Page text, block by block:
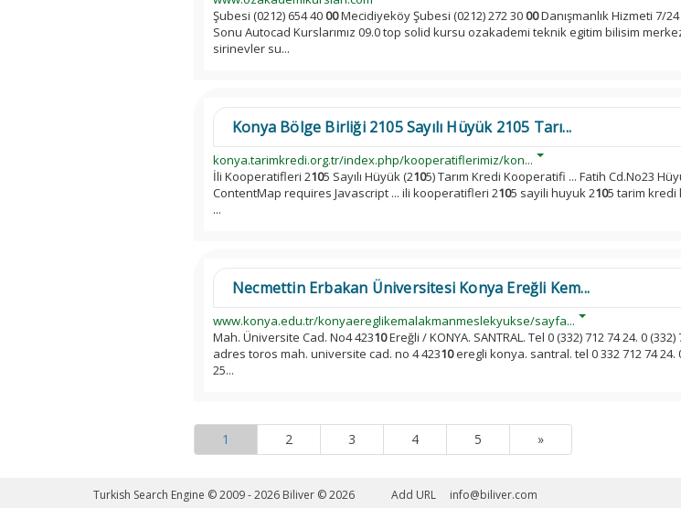
Şubesi (0212) 654 4000Mecidiyeköy Şubesi (0212) 272 3000Danışmanlık Hizmeti 7/
Sonu Autocad Kurslarımız 09.0 top solid kursu ozakademi teknik egitim bilisim
sirinevler su...
Konya Bölge Birliği 2105 Sayılı Hüyük 2105 Tarı...
konya.tarimkredi.org.tr/index.php/kooperatiflerimiz/kon...
İli Kooperatifleri 2105 Sayılı Hüyük (2105) Tarım Kredi Kooperatifi ... Fatih Cd.No23
ContentMap requires Javascript ... ili kooperatifleri 2105 sayili huyuk 2105 tarim kredi
...
Necmettin Erbakan Üniversitesi Konya Ereğli Kem...
www.konya.edu.tr/konyaereglikemalakmanmeslekyukse/sayfa...
Mah. Üniversite Cad. No4 42310Ereğli / KONYA. SANTRAL. Tel 0 (332) 712 74 24. 0
adres toros mah. universite cad. no 4 42310eregli konya. santral. tel 0 332 712 74 24.
25...
1 2 3 4 5 »
Turkish Search Engine © 2009 - 2026 Biliver © 2026 Add URL info@biliver.com